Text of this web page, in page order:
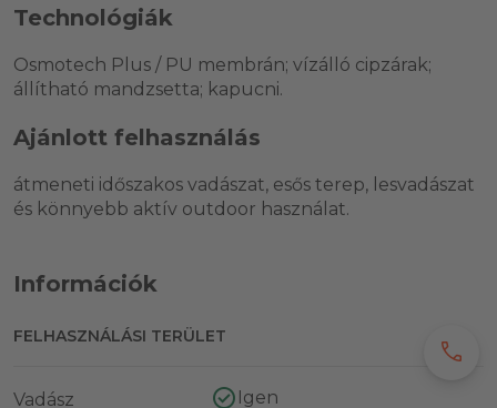
Technológiák
Osmotech Plus / PU membrán; vízálló cipzárak;
állítható mandzsetta; kapucni.
Ajánlott felhasználás
átmeneti időszakos vadászat, esős terep, lesvadászat
és könnyebb aktív outdoor használat.
Információk
FELHASZNÁLÁSI TERÜLET
Vadász Igen
call